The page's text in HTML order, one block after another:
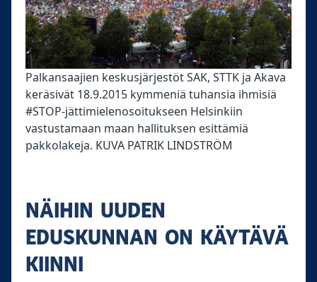
Palkansaajien keskusjärjestöt SAK, STTK ja Akava
keräsivät 18.9.2015 kymmeniä tuhansia ihmisiä
#STOP-jättimielenosoitukseen Helsinkiin
vastustamaan maan hallituksen esittämiä
pakkolakeja. KUVA PATRIK LINDSTRÖM
NÄIHIN UUDEN
EDUSKUNNAN ON KÄYTÄVÄ
KIINNI